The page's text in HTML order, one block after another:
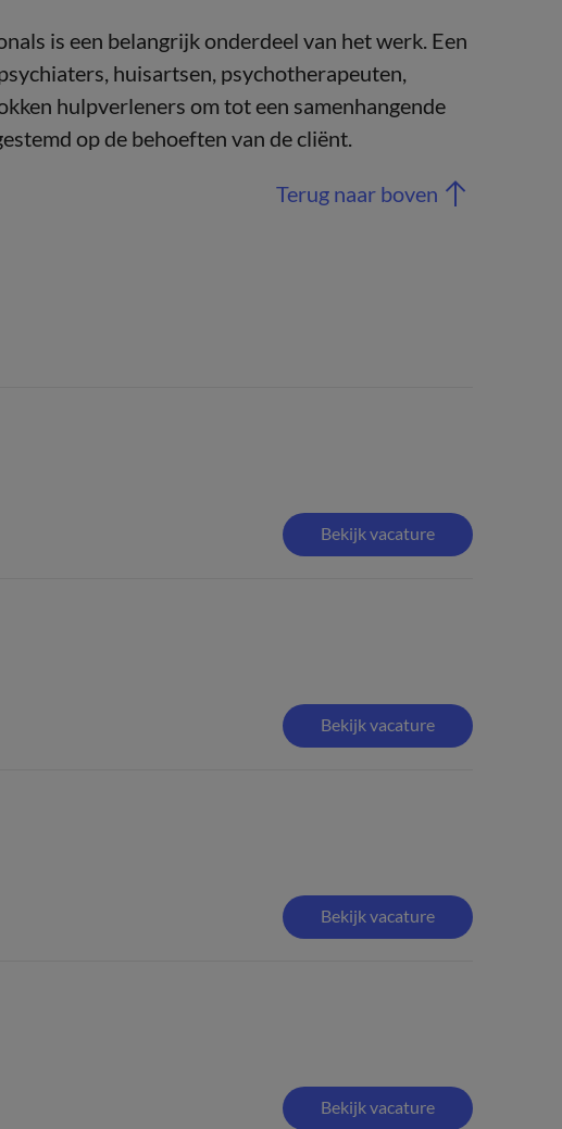
is een belangrijk onderdeel van het werk. Een
huisartsen, psychotherapeuten,
hulpverleners om tot een samenhangende
op de behoeften van de cliënt.
Terug naar boven
Bekijk vacature
Bekijk vacature
Bekijk vacature
Bekijk vacature